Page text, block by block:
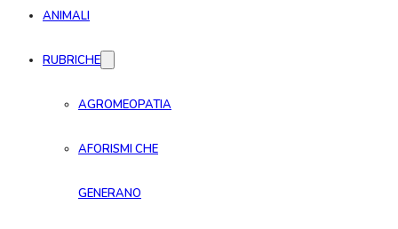
ANIMALI
RUBRICHE
AGROMEOPATIA
AFORISMI CHE
GENERANO